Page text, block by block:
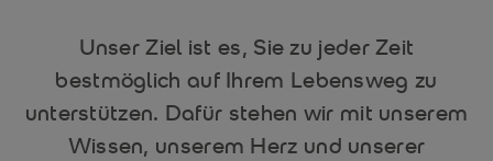
Unser Ziel ist es, Sie zu jeder Zeit
bestmöglich auf Ihrem Lebensweg zu
unterstützen. Dafür stehen wir mit unserem
Wissen, unserem Herz und unserer